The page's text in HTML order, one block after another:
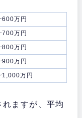
万円
万円
万円
万円
万円
ますが、平均